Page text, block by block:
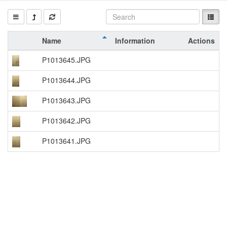
Name Information
Actions
P1013645.JPG
P1013644.JPG
P1013643.JPG
P1013642.JPG
P1013641.JPG